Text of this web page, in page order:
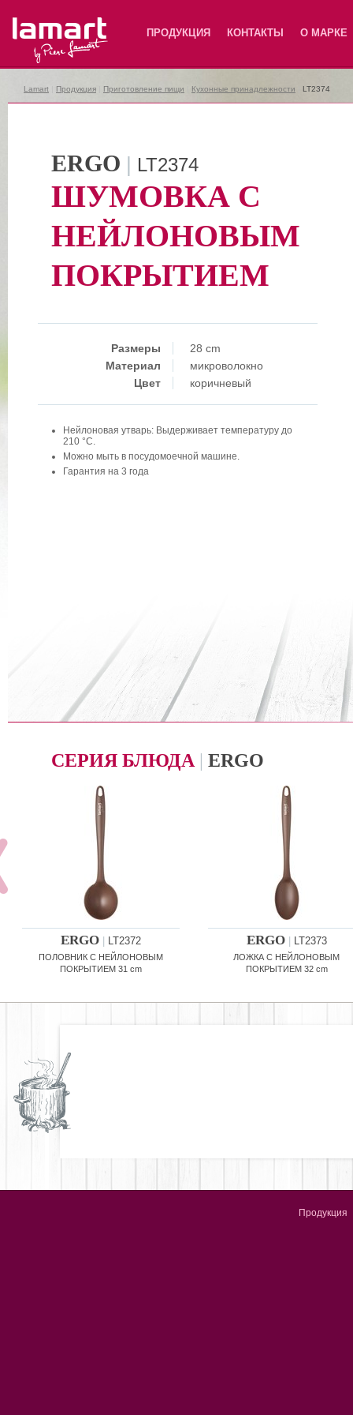
Lamart ПРОДУКЦИЯ КОНТАКТЫ О МАРКЕ
Lamart Продукция Приготовление пищи Кухонные принадлежности LT2374
ERGO | LT2374
ШУМОВКА С
НЕЙЛОНОВЫМ
ПОКРЫТИЕМ
Размеры
28 cm
Материал
микроволокно
Цвет
коричневый
Нейлоновая утварь: Выдерживает температуру до
210 °C.
Можно мыть в посудомоечной машине.
Гарантия на 3 года
СЕРИЯ БЛЮДА | ERGO
ERGO LT2372
ПОЛОВНИК С НЕЙЛОНОВЫМ
ПОКРЫТИЕМ 31 cm
ERGO LT2373
ЛОЖКА С НЕЙЛОНОВЫМ
ПОКРЫТИЕМ 32 cm
Продукция